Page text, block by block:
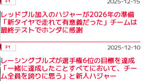
レッドブル加入のハジャーが2026年の準備
「新タイヤで走れて有意義だった」チームは
最終テストでホンダに感謝
F1 2025-12-10
レーシングブルズが選手権6位の目標を達成
「一緒に達成したことすべてにおいて、チー
ム全員を誇りに思う」と新人ハジャー